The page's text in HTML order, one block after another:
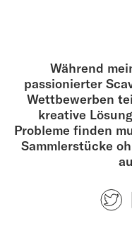
Während
passionierter
Wettbewerben
kreative
Probleme finden
Sammlerstücke